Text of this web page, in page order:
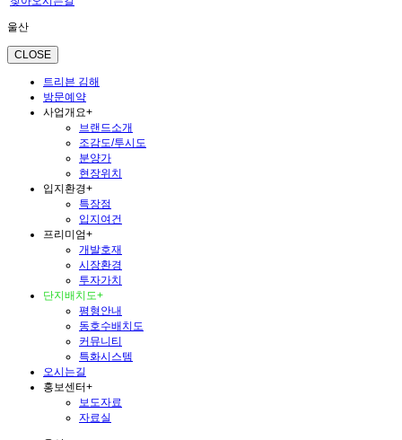
울산
CLOSE
트리븐 김해
방문예약
사업개요+
브랜드소개
조감도/투시도
분양가
현장위치
입지환경+
특장점
입지여건
프리미엄+
개발호재
시장환경
투자가치
단지배치도+
평형안내
동호수배치도
커뮤니티
특화시스템
오시는길
홍보센터+
보도자료
자료실